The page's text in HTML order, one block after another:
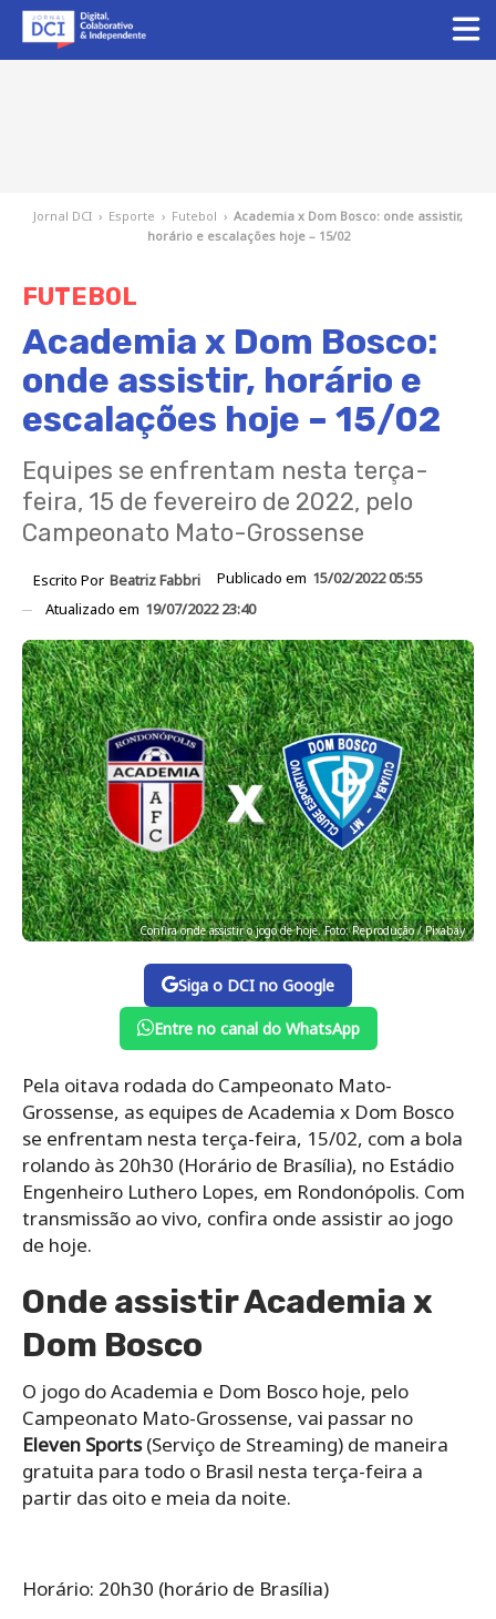
Jornal DCI › Esporte › Futebol › Academia x Dom Bosco: onde assistir,
horário e escalações hoje – 15/02
FUTEBOL
Academia x Dom Bosco:
onde assistir, horário e
escalações hoje – 15/02
Equipes se enfrentam nesta terça-
feira, 15 de fevereiro de 2022, pelo
Campeonato Mato-Grossense
Escrito Por Beatriz Fabbri Publicado em 15/02/2022 05:55
Atualizado em 19/07/2022 23:40
Confira onde assistir o jogo de hoje. Foto: Reprodução / Pixabay
Siga o DCI no Google
Entre no canal do WhatsApp
Pela oitava rodada do Campeonato Mato-
Grossense, as equipes de Academia x Dom Bosco
se enfrentam nesta terça-feira, 15/02, com a bola
rolando às 20h30 (Horário de Brasília), no Estádio
Engenheiro Luthero Lopes, em Rondonópolis. Com
transmissão ao vivo, confira onde assistir ao jogo
de hoje.
Onde assistir Academia x
Dom Bosco
O jogo do Academia e Dom Bosco hoje, pelo
Campeonato Mato-Grossense, vai passar no
Eleven Sports(Serviço de Streaming) de maneira
gratuita para todo o Brasil nesta terça-feira a
partir das oito e meia da noite.
Horário: 20h30 (horário de Brasília)